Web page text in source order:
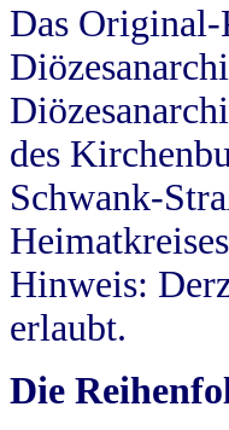
Das Original-
des
Schwank-
Hinweis:
erlaubt.
Die